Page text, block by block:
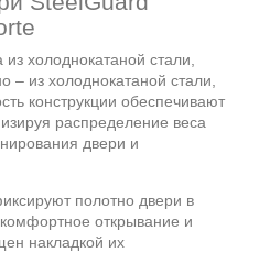
холоднокатаной стали,
из холоднокатаной стали,
конструкции обеспечивают
распределение веса
двери и
полотно двери в
открывание и
накладкой их